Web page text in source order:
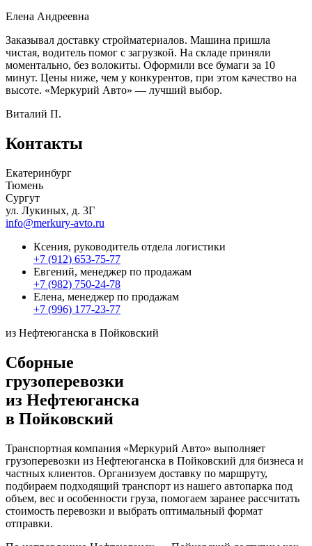
Елена Андреевна
Заказывал доставку стройматериалов. Машина пришла
чистая, водитель помог с загрузкой. На складе приняли
моментально, без волокиты. Оформили все бумаги за 10
минут. Цены ниже, чем у конкурентов, при этом качество на
высоте. «Меркурий Авто» — лучший выбор.
Виталий П.
Контакты
Екатеринбург
Тюмень
Сургут
ул. Лукиных, д. 3Г
info@merkury-avto.ru
Ксения, руководитель отдела логистики
+7 (912) 653-75-77
Евгений, менеджер по продажам
+7 (982) 750-24-78
Елена, менеджер по продажам
+7 (996) 177-23-77
из Нефтеюганска в Пойковский
Сборные
грузоперевозки
из Нефтеюганска
в Пойковский
Транспортная компания «Меркурий Авто» выполняет
грузоперевозки из Нефтеюганска в Пойковский для бизнеса и
частных клиентов. Организуем доставку по маршруту,
подбираем подходящий транспорт из нашего автопарка под
объем, вес и особенности груза, помогаем заранее рассчитать
стоимость перевозки и выбрать оптимальный формат
отправки.